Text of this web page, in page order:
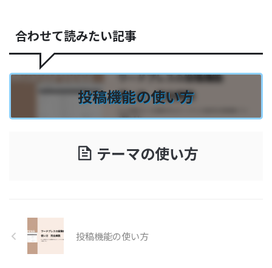
合わせて読みたい記事
投稿機能の使い方
テーマの使い方
投稿機能の使い方